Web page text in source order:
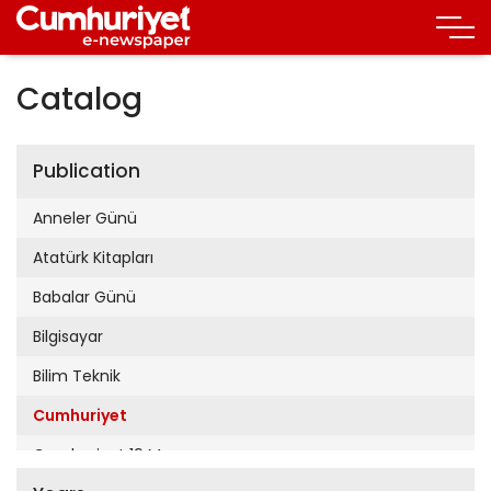
Catalog
Publication
Anneler Günü
Atatürk Kitapları
Babalar Günü
Bilgisayar
Bilim Teknik
Cumhuriyet
Cumhuriyet 19 Mayıs